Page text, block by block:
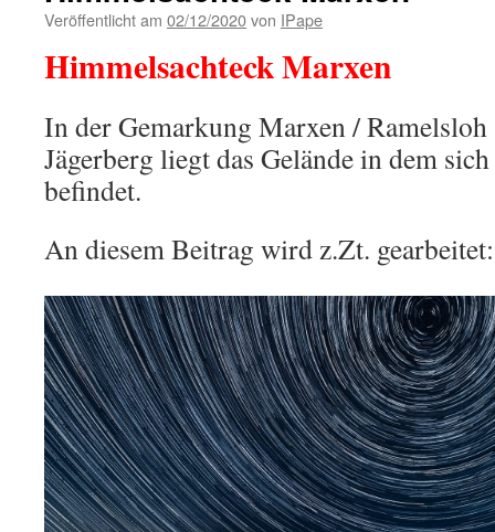
Veröffentlicht am 02/12/2020von IPape
Himmelsachteck Marxen
In der Gemarkung Marxen / Ramelsloh
Jägerberg liegt das Gelände in dem
befindet.
An diesem Beitrag wird z.Zt.